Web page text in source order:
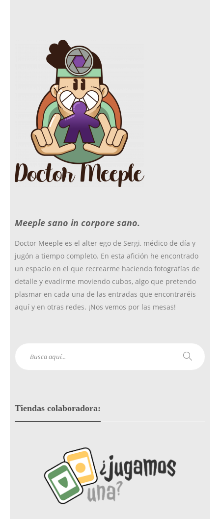
e
b
o
k
t
a
g
a
m
Meeple sano in corpore sano.
Doctor Meeple es el alter ego de Sergi, médico de día y
jugón a tiempo completo. En esta afición he encontrado
un espacio en el que recrearme haciendo fotografías de
detalle y evadirme moviendo cubos, algo que pretendo
plasmar en cada una de las entradas que encontraréis
aquí y en otras redes. ¡Nos vemos por las mesas!
Tiendas colaboradora: